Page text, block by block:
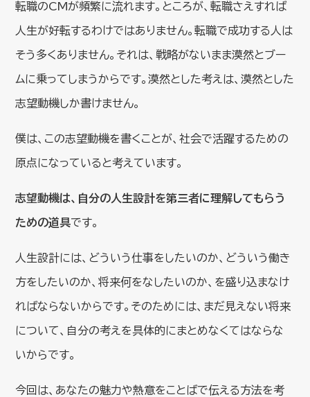
転職のCMが頻繁に流れます。ところが、転職さえすれば
人生が好転するわけではありません。転職で成功する人は
そう多くありません。それは、戦略がないまま漠然とブー
ムに乗ってしまうからです。漠然とした考えは、漠然とした
志望動機しか書けません。
僕は、この志望動機を書くことが、社会で活躍するための
原点になっていると考えています。
志望動機は、自分の人生設計を第三者に理解してもらう
ための道具です。
人生設計には、どういう仕事をしたいのか、どういう働き
方をしたいのか、将来何をなしたいのか、を盛り込まなけ
ればならないからです。そのためには、まだ見えない将来
について、自分の考えを具体的にまとめなくてはならな
いからです。
今回は、あなたの魅力や熱意をことばで伝える方法を考